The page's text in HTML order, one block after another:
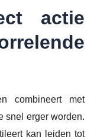
actie
combineert met
snel erger worden.
kan leiden tot